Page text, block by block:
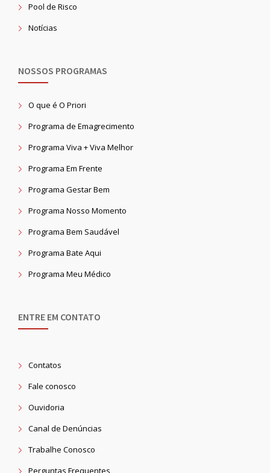
Pool de Risco
Notícias
NOSSOS PROGRAMAS
O que é O Priori
Programa de Emagrecimento
Programa Viva + Viva Melhor
Programa Em Frente
Programa Gestar Bem
Programa Nosso Momento
Programa Bem Saudável
Programa Bate Aqui
Programa Meu Médico
ENTRE EM CONTATO
Contatos
Fale conosco
Ouvidoria
Canal de Denúncias
Trabalhe Conosco
Perguntas Frequentes